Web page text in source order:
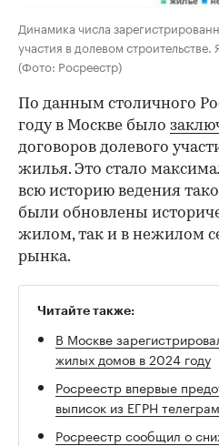
Динамика числа
участия в долевом
(Фото: Росреестр)
По данным столичного
году в Москве было
договоров долевого
жилья. Это стало
всю историю ведения
были обновлены
жилом, так и в нежилом
рынка.
Читайте также:
В Москве
жилых домов в 2024 году
Росреестр впервые
выписок из ЕГРН
Росреестр сообщил о